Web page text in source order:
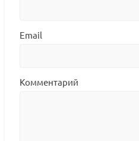
Email
Комментарий